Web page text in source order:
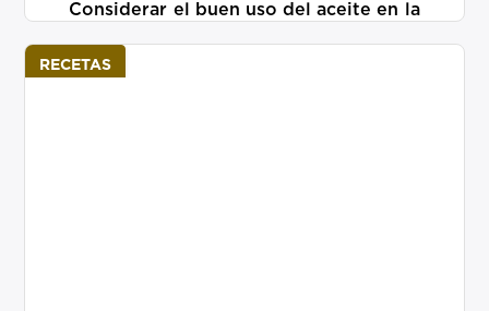
Considerar el buen uso del aceite en la
prácticas al cocinar. En Ciemsa Food
RECETAS